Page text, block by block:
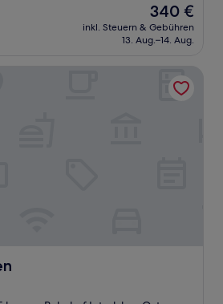
Der
Preis
beträgt
340 €
inkl. Steuern & Gebühren
13. Aug.–14. Aug.